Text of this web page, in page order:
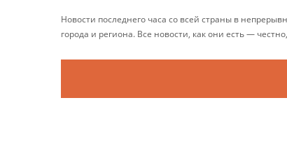
Новости последнего часа со всей страны в
города и региона. Все новости, как они есть —